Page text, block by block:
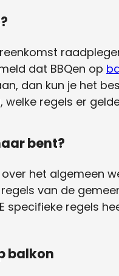
dat BBQen op
dan kun je het
regels er
bent?
het algemeen
van de
specifieke regels
balkon